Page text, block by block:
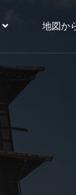
地図か